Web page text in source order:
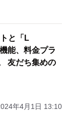
と「L
能、料金プラ
友だち集めの
年4月1日 13:10